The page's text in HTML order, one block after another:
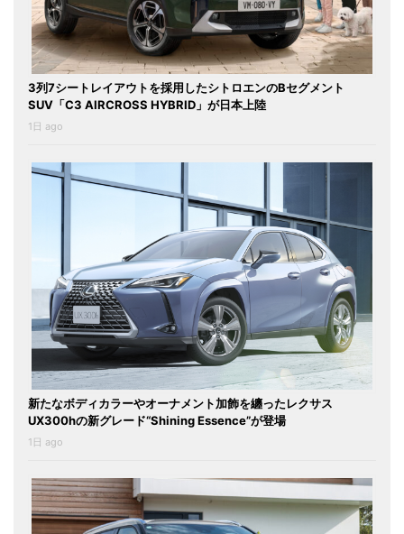
3列7シートレイアウトを採用したシトロエンのBセグメント
SUV「C3 AIRCROSS HYBRID」が日本上陸
1日 ago
新たなボディカラーやオーナメント加飾を纏ったレクサス
UX300hの新グレード“Shining Essence”が登場
1日 ago